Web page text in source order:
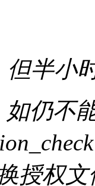
但半小
如仍不
授权文